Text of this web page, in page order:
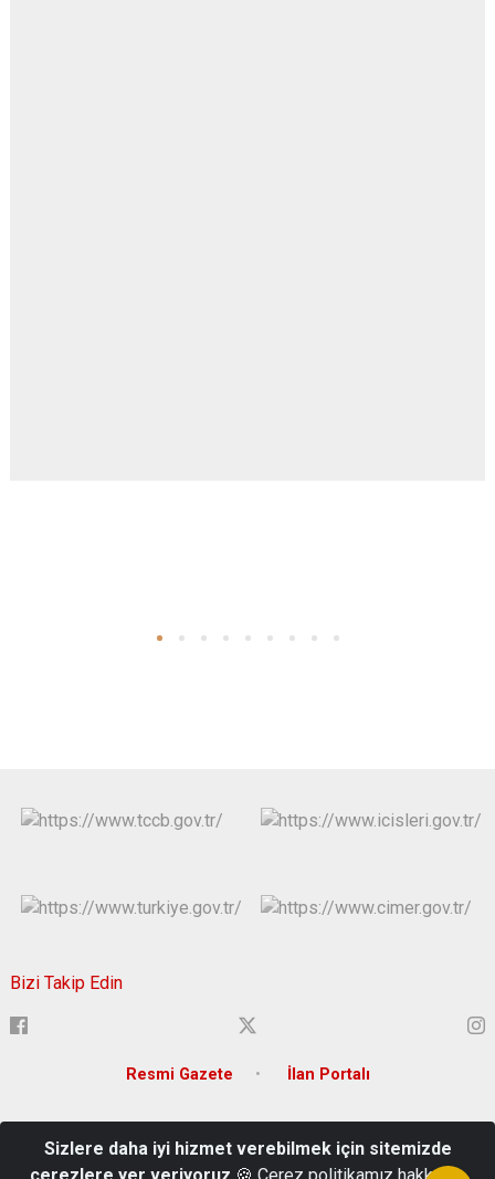
Bizi Takip Edin
Resmi Gazete İlan Portalı
Türkiye Mail: tunceli@icisleri.gov.tr
Sizlere daha iyi hizmet verebilmek için sitemizde